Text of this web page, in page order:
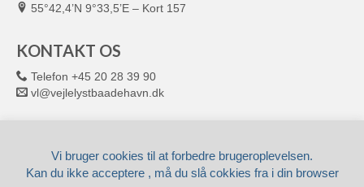
55°42,4’N 9°33,5’E – Kort 157
KONTAKT OS
Telefon +45 20 28 39 90
vl@vejlelystbaadehavn.dk
Leveret afFronto.dk
Vi bruger cookies til at forbedre brugeroplevelsen.
Kan du ikke acceptere , må du slå cokkies fra i din browser